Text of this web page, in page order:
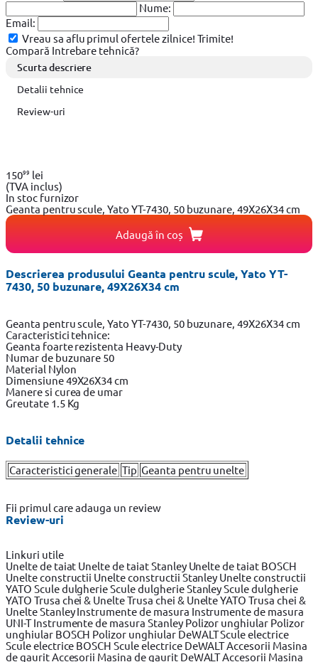
Nume:
Email:
Vreau sa aflu primul ofertele zilnice! Trimite!
Compară Intrebare tehnică?
Scurta descriere
Detalii tehnice
Review-uri
15099 lei
(TVA inclus)
In stoc furnizor
Geanta pentru scule, Yato YT-7430, 50 buzunare, 49X26X34 cm
Adaugă în coș
Descrierea produsului Geanta pentru scule, Yato YT-
7430, 50 buzunare, 49X26X34 cm
Geanta pentru scule, Yato YT-7430, 50 buzunare, 49X26X34 cm
Caracteristici tehnice:
Geanta foarte rezistenta Heavy-Duty
Numar de buzunare 50
Material Nylon
Dimensiune 49X26X34 cm
Manere si curea de umar
Greutate 1.5 Kg
Detalii tehnice
Caracteristici generale Tip Geanta pentru unelte
Fii primul care adauga un review
Review-uri
Linkuri utile
Unelte de taiat Unelte de taiat Stanley Unelte de taiat BOSCH
Unelte constructii Unelte constructii Stanley Unelte constructii
YATO Scule dulgherieScule dulgherie StanleyScule dulgherie
YATO Trusa chei & UnelteTrusa chei & Unelte YATOTrusa chei &
Unelte StanleyInstrumente de masura Instrumente de masura
UNI-TInstrumente de masura Stanley Polizor unghiular Polizor
unghiular BOSCH Polizor unghiular DeWALTScule electrice
Scule electrice BOSCHScule electrice DeWALTAccesorii Masina
de gauritAccesorii Masina de gaurit DeWALTAccesorii Masina